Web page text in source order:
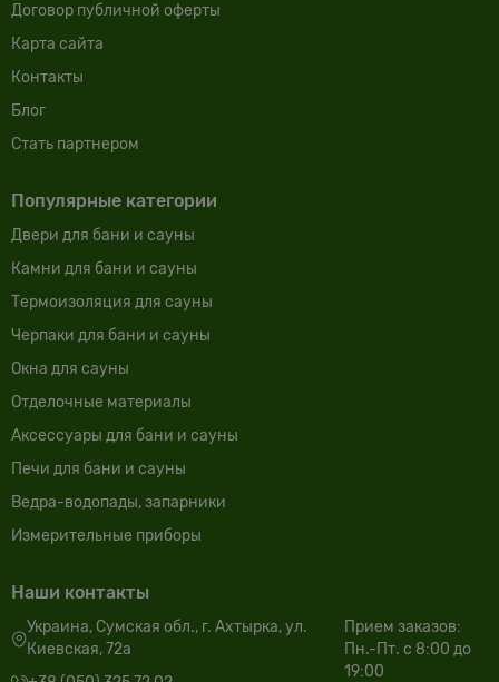
Договор публичной оферты
Карта сайта
Контакты
Блог
Cтать партнером
Популярные категории
Двери для бани и сауны
Камни для бани и сауны
Термоизоляция для сауны
Черпаки для бани и сауны
Окна для сауны
Отделочные материалы
Аксессуары для бани и сауны
Печи для бани и сауны
Ведра-водопады, запарники
Измерительные приборы
Наши контакты
Украина, Сумская обл., г. Ахтырка, ул.
Киевская, 72а
Прием заказов:
Пн.-Пт. с 8:00 до
19:00